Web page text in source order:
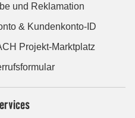
und Reklamation
& Kundenkonto-ID
Projekt-Marktplatz